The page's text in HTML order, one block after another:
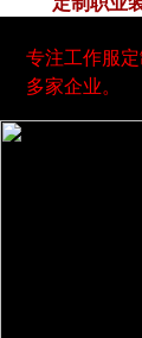
专注工作服
多家企业。